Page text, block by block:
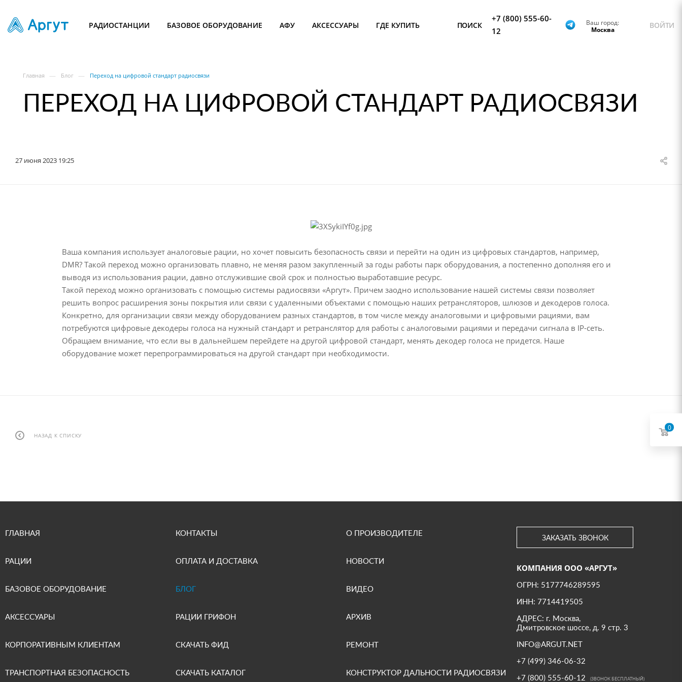
РАДИОСТАНЦИИ БАЗОВОЕ ОБОРУДОВАНИЕ АФУ АКСЕССУАРЫ ГДЕ КУПИТЬ ПОИСК
+7 (800) 555-60-
12
Ваш город:
Москва
ВОЙТИ
Главная — Блог — Переход на цифровой стандарт радиосвязи
ПЕРЕХОД НА ЦИФРОВОЙ СТАНДАРТ РАДИОСВЯЗИ
27 июня 2023 19:25
Ваша компания использует аналоговые рации, но хочет повысить безопасность связи и перейти на один из цифровых стандартов, например,
DMR? Такой переход можно организовать плавно, не меняя разом закупленный за годы работы парк оборудования, а постепенно дополняя его и
выводя из использования рации, давно отслужившие свой срок и полностью выработавшие ресурс.
Такой переход можно организовать с помощью системы радиосвязи «Аргут». Причем заодно использование нашей системы связи позволяет
решить вопрос расширения зоны покрытия или связи с удаленными объектами с помощью наших ретрансляторов, шлюзов и декодеров голоса.
Конкретно, для организации связи между оборудованием разных стандартов, в том числе между аналоговыми и цифровыми рациями, вам
потребуются цифровые декодеры голоса на нужный стандарт и ретранслятор для работы с аналоговыми рациями и передачи сигнала в IP-сеть.
Обращаем внимание, что если вы в дальнейшем перейдете на другой цифровой стандарт, менять декодер голоса не придется. Наше
оборудование может перепрограммироваться на другой стандарт при необходимости.
НАЗАД К СПИСКУ
ГЛАВНАЯ
РАЦИИ
БАЗОВОЕ ОБОРУДОВАНИЕ
АКСЕССУАРЫ
КОРПОРАТИВНЫМ КЛИЕНТАМ
ТРАНСПОРТНАЯ БЕЗОПАСНОСТЬ
КОНТАКТЫ
ОПЛАТА И ДОСТАВКА
БЛОГ
РАЦИИ ГРИФОН
СКАЧАТЬ ФИД
СКАЧАТЬ КАТАЛОГ
О ПРОИЗВОДИТЕЛЕ
НОВОСТИ
ВИДЕО
АРХИВ
РЕМОНТ
КОНСТРУКТОР ДАЛЬНОСТИ РАДИОСВЯЗИ
ЗАКАЗАТЬ ЗВОНОК
КОМПАНИЯ ООО «АРГУТ»
ОГРН: 5177746289595
ИНН: 7714419505
АДРЕС: г. Москва,
Дмитровское шоссе, д. 9 стр. 3
INFO@ARGUT.NET
+7 (499) 346-06-32
+7 (800) 555-60-12
(ЗВОНОК БЕСПЛАТНЫЙ)
0